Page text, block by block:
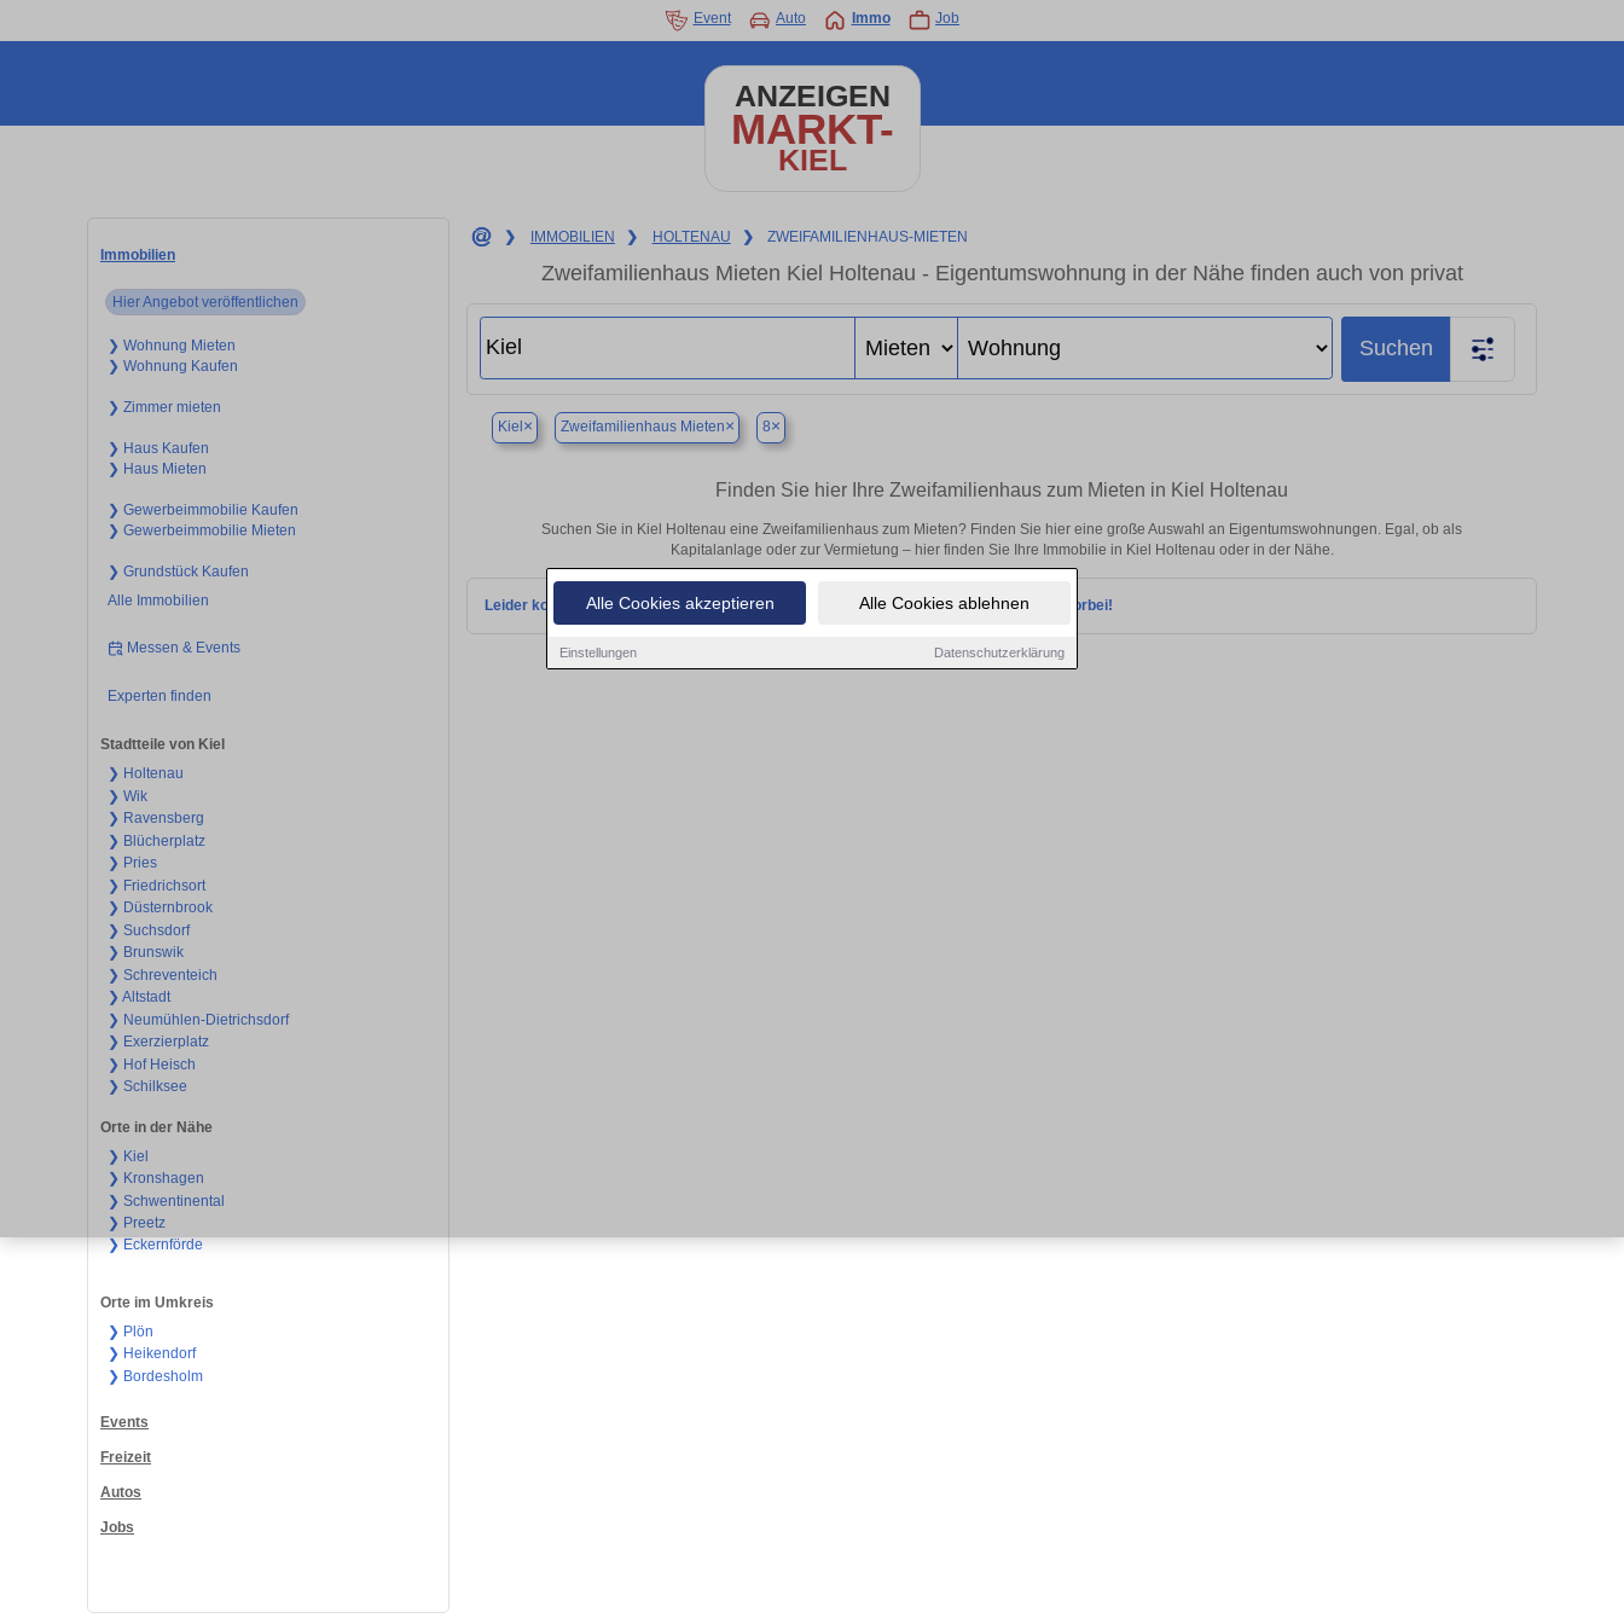
Alle Cookies akzeptieren Alle Cookies ablehnen
Einstellungen Datenschutzerklärung
Event Auto Immo Job
ANZEIGEN
MARKT-
KIEL
Immobilien
Hier Angebot veröffentlichen
❯ Wohnung Mieten
❯ Wohnung Kaufen
❯ Zimmer mieten
❯ Haus Kaufen
❯ Haus Mieten
❯ Gewerbeimmobilie Kaufen
❯ Gewerbeimmobilie Mieten
❯ Grundstück Kaufen
Alle Immobilien
Messen & Events
Experten finden
Stadtteile von Kiel
❯ Holtenau
❯ Wik
❯ Ravensberg
❯ Blücherplatz
❯ Pries
❯ Friedrichsort
❯ Düsternbrook
❯ Suchsdorf
❯ Brunswik
❯ Schreventeich
❯ Altstadt
❯ Neumühlen-Dietrichsdorf
❯ Exerzierplatz
❯ Hof Heisch
❯ Schilksee
Orte in der Nähe
❯ Kiel
❯ Kronshagen
❯ Schwentinental
❯ Preetz
❯ Eckernförde
Orte im Umkreis
❯ Plön
❯ Heikendorf
❯ Bordesholm
Events
Freizeit
Autos
Jobs
❯ IMMOBILIEN ❯ HOLTENAU ❯ ZWEIFAMILIENHAUS-MIETEN
Zweifamilienhaus Mieten Kiel Holtenau - Eigentumswohnung in der Nähe finden auch von privat
Suchen
Kiel × Zweifamilienhaus Mieten× 8×
Finden Sie hier Ihre Zweifamilienhaus zum Mieten in Kiel Holtenau
Suchen Sie in Kiel Holtenau eine Zweifamilienhaus zum Mieten? Finden Sie hier eine große Auswahl an Eigentumswohnungen. Egal, ob als
Kapitalanlage oder zur Vermietung – hier finden Sie Ihre Immobilie in Kiel Holtenau oder in der Nähe.
Leider konnten wir derzeit keine passenden Objekte finden. Schauen Sie bald wieder vorbei!